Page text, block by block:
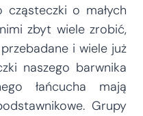
cząsteczki o małych
zbyt wiele zrobić,
i wiele już
naszego barwnika
łańcucha mają
Grupy